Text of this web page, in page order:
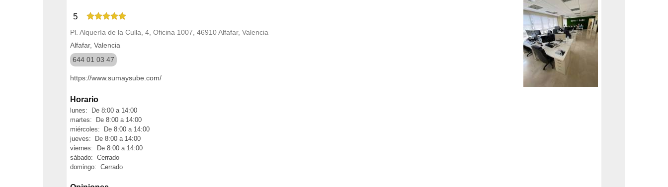
5
Pl. Alquería de la Culla, 4, Oficina 1007, 46910 Alfafar, Valencia
Alfafar, Valencia
644 01 03 47
https://www.sumaysube.com/
Horario
lunes: De 8:00 a 14:00
martes: De 8:00 a 14:00
miércoles: De 8:00 a 14:00
jueves: De 8:00 a 14:00
viernes: De 8:00 a 14:00
sábado: Cerrado
domingo: Cerrado